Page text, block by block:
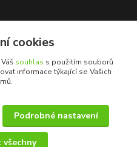
cookies
souhlas s použitím souborů
informace týkající se Vašich
Podrobné nastavení
všechny